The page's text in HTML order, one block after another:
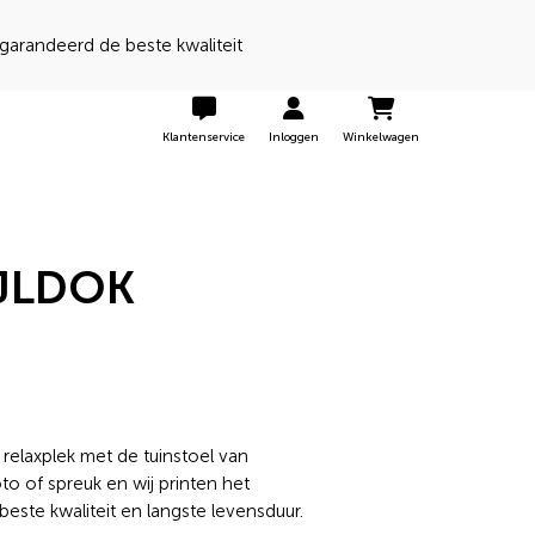
de beste kwaliteit
Klantenservice Inloggen Winkelwagen
met de tuinstoel van
of spreuk en wij printen het
kwaliteit en langste levensduur.